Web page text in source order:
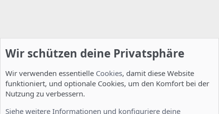
Wir schützen deine Privatsphäre
Wir verwenden essentielle Cookies, damit diese Website
funktioniert, und optionale Cookies, um den Komfort bei der
Nutzung zu verbessern.
Siehe weitere Informationen und konfiguriere deine